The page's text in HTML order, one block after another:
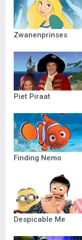
Zwanenprinses
Piet Piraat
Finding Nemo
Despicable Me